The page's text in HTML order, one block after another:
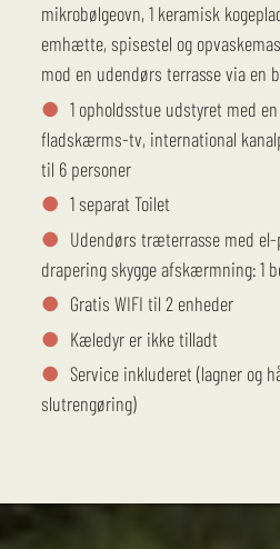
mikrobølgeovn, 1 keramisk
emhætte, spisestel og
mod en udendørs terrasse via en
1 opholdsstue udstyret med
fladskærms-tv, international
til 6 personer
1 separat Toilet
Udendørs træterrasse med
drapering skygge afskærmning: 1
Gratis WIFI til 2 enheder
Kæledyr er ikke tilladt
Service inkluderet (lagner og
slutrengøring)